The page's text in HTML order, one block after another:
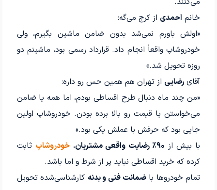
خانم احمدی از کرج می‌گه:
«اولش باورم نمی‌شد بدون ضامن ماشین بگیرم، ولی
خودروشاپ واقعاً انجام داد. قرارداد رسمی بود، ماشینم دو
روزه تحویل شد.»
آقای رضایی از تهران هم همین حس رو داره:
«من چند ماه دنبال طرح اقساطی بودم، اما همه یا ضامن
می‌خواستن یا قیمت رو بالا برده بودن. خودروشاپ اولین
جایی بود که حرفش با عملش یکی بود.»
با بیش از ۹۰٪ رضایت واقعی مشتریان ،خودروشاپ ثابت
کرده که خرید اقساطی نباید پر از شرط و اما باشد.
تمام خودروها باضمانت فنی و بدنه کارشناسی‌شده تحویل